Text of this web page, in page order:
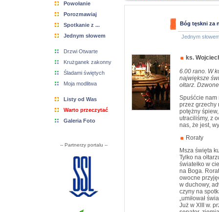
Powołanie
Porozmawiaj
Spotkanie z ...
Jednym słowem
Drzwi Otwarte
Krużganek zakonny
Śladami świętych
Moja modlitwa
Listy od Was
Warto przeczytać
Galeria Foto
-- Partnerzy portalu --
Bóg tęskni za
Jednym
ks.
6.00 rano. W
największe
ołtarz.
Spuśćcie nam
przez grzechy
potężny
utraciliśmy, z
nas, że jest,
Roraty
Msza święta
Tylko na
światełko w
na Boga.
owocne
w duchowy,
czyny na
„umiłował
Już w XIII w.